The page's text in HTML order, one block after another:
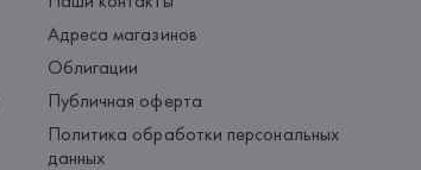
Адреса магазинов
Облигации
Публичная оферта
Политика обработки персональных
данных